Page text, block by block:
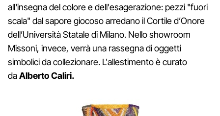
all'insegna del colore e dell'esagerazione: pezzi "fuori
scala" dal sapore giocoso arredano il Cortile d’Onore
dell’Università Statale di Milano. Nello showroom
Missoni, invece, verrà una rassegna di oggetti
simbolici da collezionare. L'allestimento è curato
daAlberto Caliri.